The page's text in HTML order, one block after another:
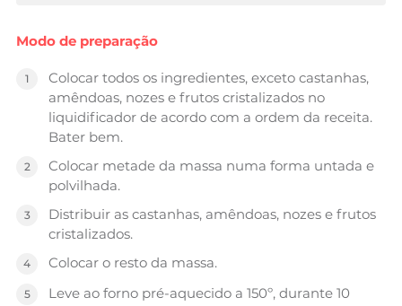
Modo de preparação
Colocar todos os ingredientes, exceto castanhas,
amêndoas, nozes e frutos cristalizados no
liquidificador de acordo com a ordem da receita.
Bater bem.
Colocar metade da massa numa forma untada e
polvilhada.
Distribuir as castanhas, amêndoas, nozes e frutos
cristalizados.
Colocar o resto da massa.
Leve ao forno pré-aquecido a 150º, durante 10